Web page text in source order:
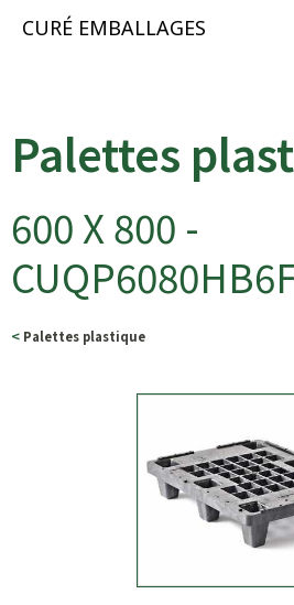
Palettes
600 X 800 -
< Palettes plastique
CURÉ EMBALLAGES